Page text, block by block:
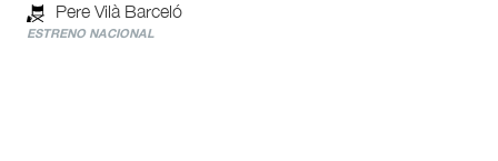
Pere Vilà Barceló
ESTRENO NACIONAL